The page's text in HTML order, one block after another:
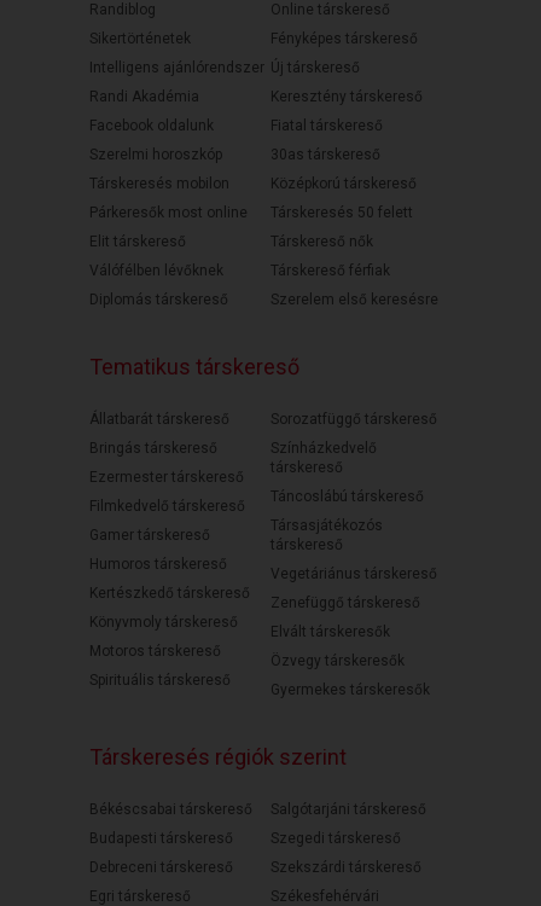
Randiblog
Sikertörténetek
Intelligens ajánlórendszer
Randi Akadémia
Facebook oldalunk
Szerelmi horoszkóp
Társkeresés mobilon
Párkeresők most online
Elit társkereső
Válófélben lévőknek
Diplomás társkereső
Online társkereső
Fényképes társkereső
Új társkereső
Keresztény társkereső
Fiatal társkereső
30as társkereső
Középkorú társkereső
Társkeresés 50 felett
Társkereső nők
Társkereső férfiak
Szerelem első keresésre
Tematikus társkereső
Állatbarát társkereső
Bringás társkereső
Ezermester társkereső
Filmkedvelő társkereső
Gamer társkereső
Humoros társkereső
Kertészkedő társkereső
Könyvmoly társkereső
Motoros társkereső
Spirituális társkereső
Sorozatfüggő társkereső
Színházkedvelő
társkereső
Táncoslábú társkereső
Társasjátékozós
társkereső
Vegetáriánus társkereső
Zenefüggő társkereső
Elvált társkeresők
Özvegy társkeresők
Gyermekes társkeresők
Társkeresés régiók szerint
Békéscsabai társkereső
Budapesti társkereső
Debreceni társkereső
Egri társkereső
Salgótarjáni társkereső
Szegedi társkereső
Szekszárdi társkereső
Székesfehérvári